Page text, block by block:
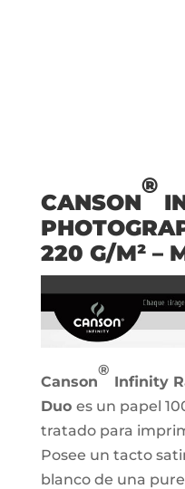
CANSON
®
220 G/M² –
Canson
®
Infinity
Duo es un papel
tratado para
Posee un tacto
blanco de una